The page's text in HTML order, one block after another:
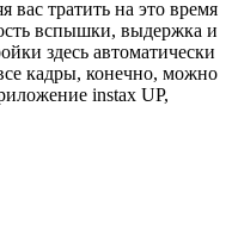
вас тратить на это время
вспышки, выдержка и
здесь автоматически
кадры, конечно, можно
instax UP,